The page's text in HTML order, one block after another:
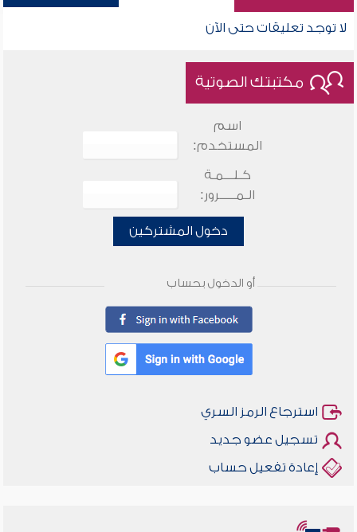
لا توجد تعليقات حتى الآن
مكتبتك الصوتية
اسم
المستخدم:
كـلـــمـة
الـمـــــرور:
دخول المشتركين
أو الدخول بحساب
استرجاع الرمز السري
تسجيل عضو جديد
إعادة تفعيل حساب